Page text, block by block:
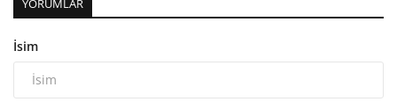
YORUMLAR
İsim